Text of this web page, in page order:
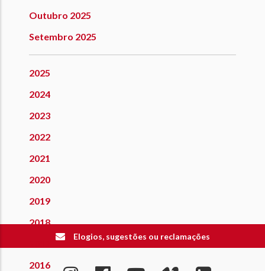
Outubro 2025
Setembro 2025
2025
2024
2023
2022
2021
2020
2019
2018
2016
Elogios, sugestões ou reclamações